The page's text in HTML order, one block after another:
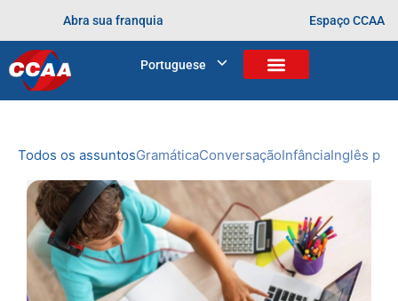
Abra sua franquia Espaço CCAA
Portuguese
Home > certificação internacional
Todos os assuntosGramáticaConversaçãoInfânciaInglês